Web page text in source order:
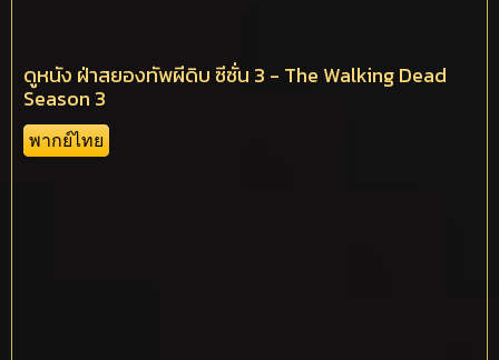
ดูหนัง ฝ่าสยองทัพผีดิบ ซีซั่น 3 - The Walking Dead
Season 3
พากย์ไทย